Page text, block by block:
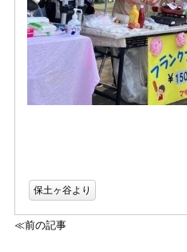
保土ヶ谷より
≪前の記事